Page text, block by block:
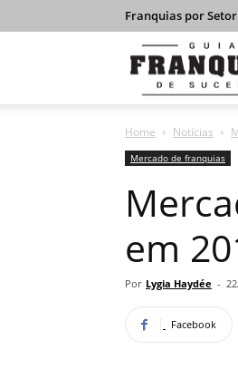
Franquias por Setor
Home Notícias
Mercado de franquias
em
Por Lygia Haydée -
Facebook